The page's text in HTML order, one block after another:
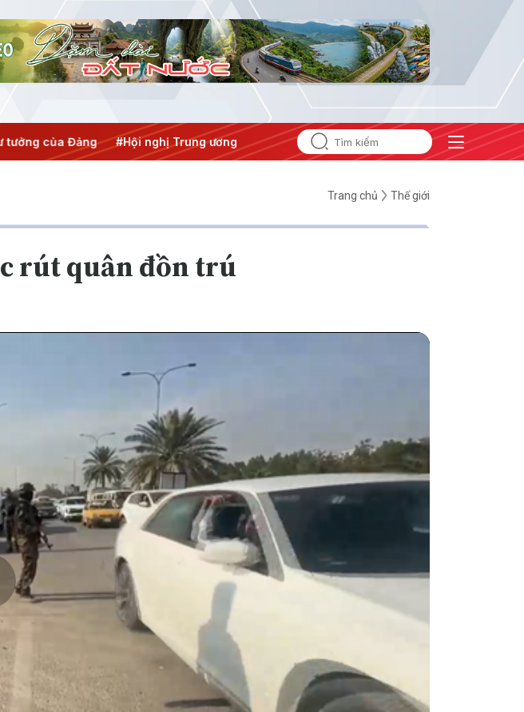
của Đảng #Hội nghị Trung ương 3 #APEC 2027
Trang chủ Thế giới
rút quân đồn trú